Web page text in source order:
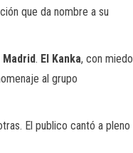
que da nombre a su
Madrid. El Kanka, con miedo
al grupo
El publico cantó a pleno